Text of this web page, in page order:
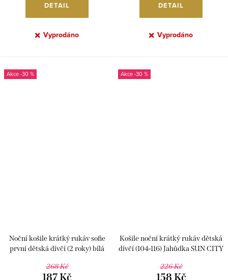
DETAIL
Vyprodáno
DETAIL
Vyprodáno
-30 %
Noční košile krátký rukáv sofie
první dětská dívčí (2 roky) bílá
268 Kč
187 Kč
-30 %
Košile noční krátký rukáv dětská
dívčí (104-116) Jahůdka SUN CITY
226 Kč
158 Kč